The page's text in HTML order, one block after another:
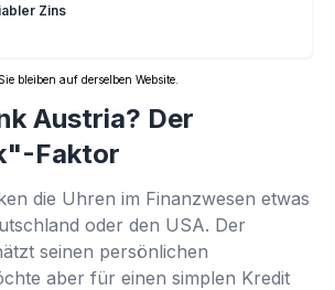
Zins
Sie bleiben auf derselben Website.
Austria? Der
Faktor
die Uhren im Finanzwesen etwas
oder den USA. Der
seinen persönlichen
aber für einen simplen Kredit